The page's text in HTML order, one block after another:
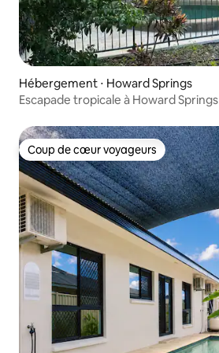
Hébergement ⋅ Howard Springs
Escapade tropicale à Howard Springs
Coup de cœur voyageurs
Coup de cœur voyageurs